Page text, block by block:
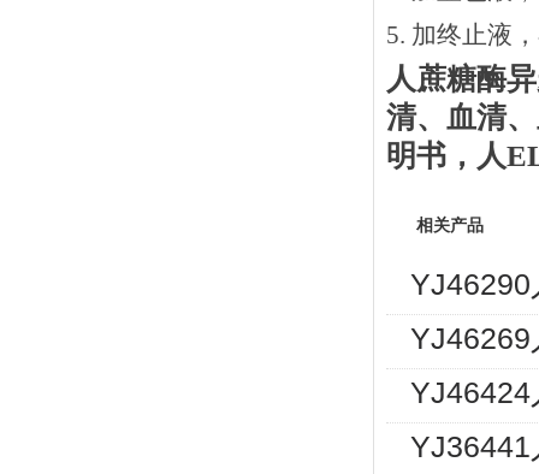
5. 加终止液
人蔗糖酶
清、血清
明书 ， 人
相关产品
YJ46290
YJ46269
YJ46424
YJ36441